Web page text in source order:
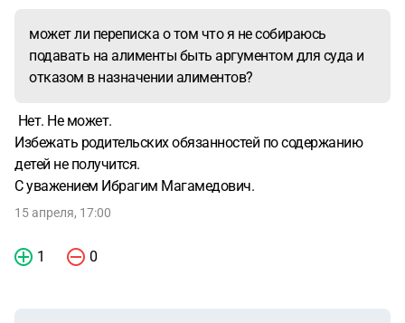
может ли переписка о том что я не собираюсь
подавать на алименты быть аргументом для суда и
отказом в назначении алиментов?
Нет. Не может.
Избежать родительских обязанностей по содержанию
детей не получится.
С уважением Ибрагим Магамедович.
15 апреля, 17:00
1 0